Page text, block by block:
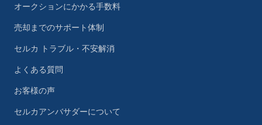
オークションにかかる手数料
売却までのサポート体制
セルカ トラブル・不安解消
よくある質問
お客様の声
セルカアンバサダーについて